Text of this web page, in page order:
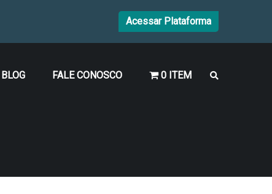
Acessar Plataforma
BLOG FALE CONOSCO 0 ITEM